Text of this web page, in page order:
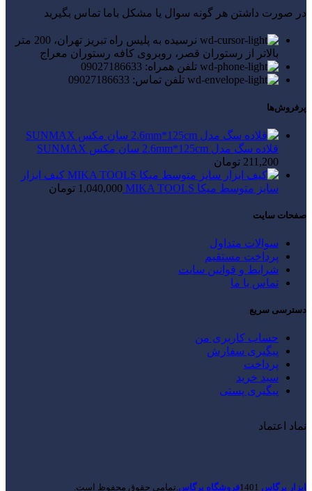
در صورت داشتن هر گونه سوال یا مشکل باما تماس بگیرید
نرسیده به پلیس راه تبریز تهران، 200 متر
بالاتر از رستوران قصر، روبروی کافه رستوران معراج
تلفن همراه: 09027186633
تلفن تماس: 09027186633
پرفروش‌ها
قلاده سگ مدل 2.6mm*125cm سان مکس SUNMAX
211,200 تومان
کیف ابزار
سایز متوسط میکا MIKA TOOLS
1,040,000 تومان
صفحات سایت
سوالات متداول
پرداخت مستقیم
شرایط و قوانین سایت
تماس با ما
دسترسی سریع
حساب کاربری من
پیگیری سفارش
پرداخت
سبد خرید
پیگیری پستی
نماد اعتماد
ابزار پرگاس 1401فروشگاه پرگاس.تمامی حقوق محفوظ است.